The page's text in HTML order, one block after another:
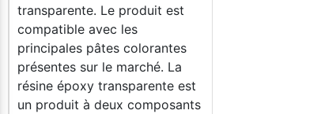
transparente. Le produit est
compatible avec les
principales pâtes colorantes
présentes sur le marché. La
résine époxy transparente est
un produit à deux composants